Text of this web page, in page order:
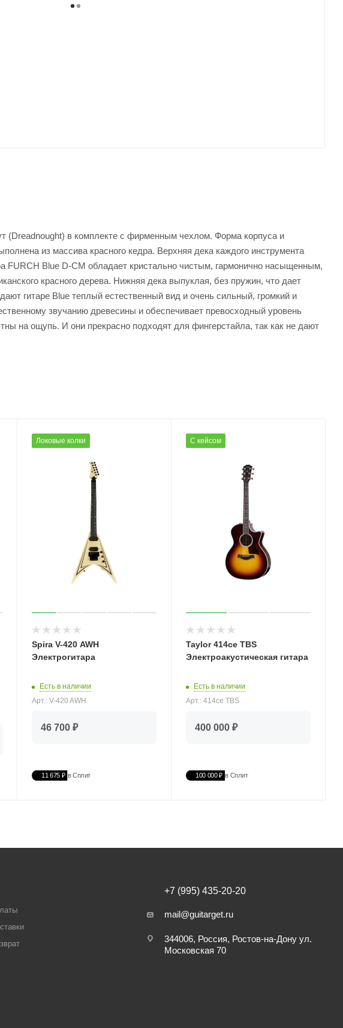
(Dreadnought) в комплекте с фирменным чехлом. Форма корпуса и
из массива красного кедра. Верхняя дека каждого инструмента
FURCH Blue D-CM обладает кристально чистым, гармонично насыщенным,
красного дерева. Нижняя дека выпуклая, без пружин, что дает
гитаре Blue теплый естественный вид и очень сильный, громкий и
звучанию древесины и обеспечивает превосходный уровень
на ощупь. И они прекрасно подходят для фингерстайла, так как не дают
Локовые колки
Spira V-420 AWH
Электрогитара
Есть в наличии
Арт.: V-420 AWH
46 700 ₽
11 675 ₽ в Сплит
С кейсом
Taylor 414ce TBS
Электроакустическая гитара
Есть в наличии
Арт.: 414ce TBS
400 000 ₽
100 000 ₽ в Сплит
+7 (995) 435-20-20
mail@guitarget.ru
344006, Россия, Ростов-на-Дону ул.
Московская 70